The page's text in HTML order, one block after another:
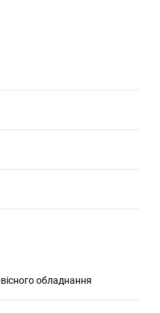
обладнання